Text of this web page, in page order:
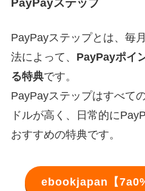
PayPayステップとは、毎
法によって、 PayPayポイ
る特典です。
PayPayステップはすべて
ドルが高く、日常的に
おすすめの特典です。
ebookjapan【